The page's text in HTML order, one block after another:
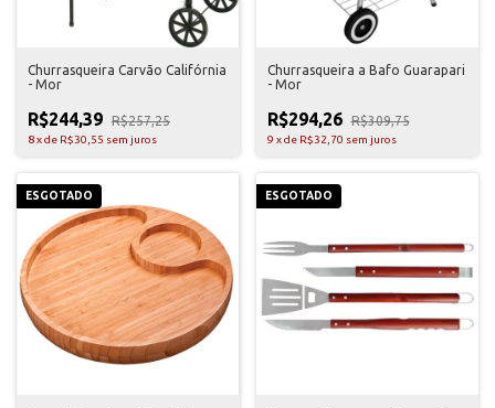
Churrasqueira Carvão Califórnia
- Mor
R$244,39 R$257,25
8xde R$30,55 sem juros
Churrasqueira a Bafo Guarapari
- Mor
R$294,26 R$309,75
9 xde R$32,70 sem juros
ESGOTADO ESGOTADO